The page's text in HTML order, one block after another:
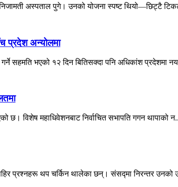
निजामती अस्पताल पुगे। उनको योजना स्पष्ट थियो—छिट्टै
प्रदेश अन्योलमा
सहमति भएको १२ दिन बितिसक्दा पनि अधिकांश प्रदेशमा
छ। विशेष महाधिवेशनबाट निर्वाचित सभापति गगन थापाको
प्रश्नहरू थप चर्किन थालेका छन्। संसद्मा निरन्तर उनको